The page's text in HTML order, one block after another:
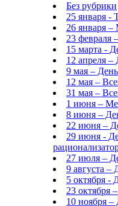
Без рубрики
25 января -
26 января
23 февраля
15 марта -
12 апреля –
9 мая –
12 мая –
31 мая –
1 июня –
8 июня –
22 июня –
29 июня -
27 июля –
9 августа –
5 октября -
23 октября
10 ноября